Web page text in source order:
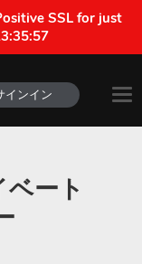
SSL for just
インイン
ート